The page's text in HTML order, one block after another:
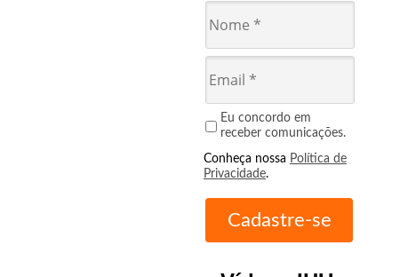
Eu concordo em
receber comunicações.
Conheça nossa Política de
Privacidade.